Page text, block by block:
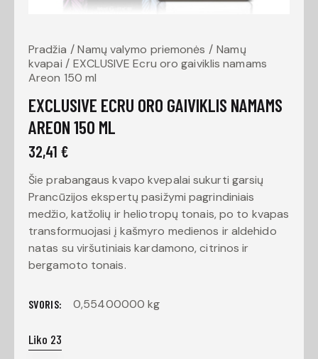
Pradžia Namų valymo priemonės
Namų
kvapai
EXCLUSIVE Ecru oro gaiviklis namams
Areon 150 ml
EXCLUSIVE ECRU ORO GAIVIKLIS NAMAMS
AREON 150 ML
32,41 €
Šie prabangaus kvapo kvepalai sukurti garsių
Prancūzijos ekspertų pasižymi pagrindiniais
medžio, katžolių ir heliotropų tonais, po to kvapas
transformuojasi į kašmyro medienos ir aldehido
natas su viršutiniais kardamono, citrinos ir
bergamoto tonais.
SVORIS 0,55400000 kg
Liko 23